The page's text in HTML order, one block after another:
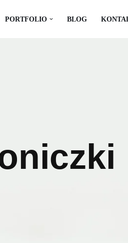
PORTFOLIO BLOG